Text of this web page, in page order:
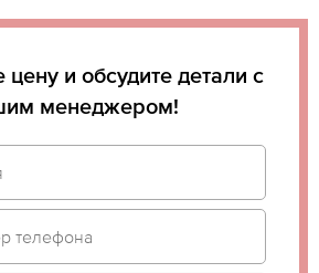
цену и обсудите детали с
менеджером!